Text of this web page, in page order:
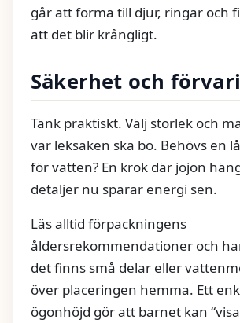
går att forma till djur, ringar och
att det blir krångligt.
Säkerhet och
Tänk praktiskt. Välj storlek och
var leksaken ska bo. Behövs en
för vatten? En krok där jojon
detaljer nu sparar energi sen.
Läs alltid förpackningens
åldersrekommendationer och
det finns små delar eller
över placeringen hemma. Ett
ögonhöjd gör att barnet kan